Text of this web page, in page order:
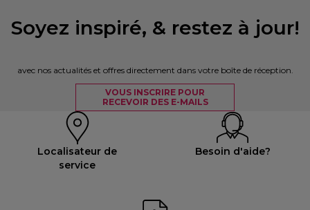
Soyez inspiré, & restez à jour!
avec nos actualités et offres directement dans votre boîte de réception.
VOUS INSCRIRE POUR
RECEVOIR DES E-MAILS
Localisateur de
service
Besoin d'aide?